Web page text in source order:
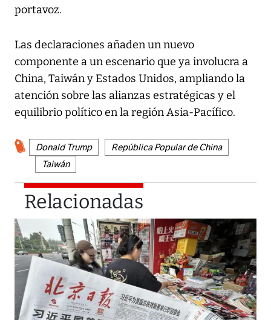
portavoz.
Las declaraciones añaden un nuevo
componente a un escenario que ya involucra a
China, Taiwán y Estados Unidos, ampliando la
atención sobre las alianzas estratégicas y el
equilibrio político en la región Asia-Pacífico.
Donald Trump
República Popular de China
Taiwán
Relacionadas